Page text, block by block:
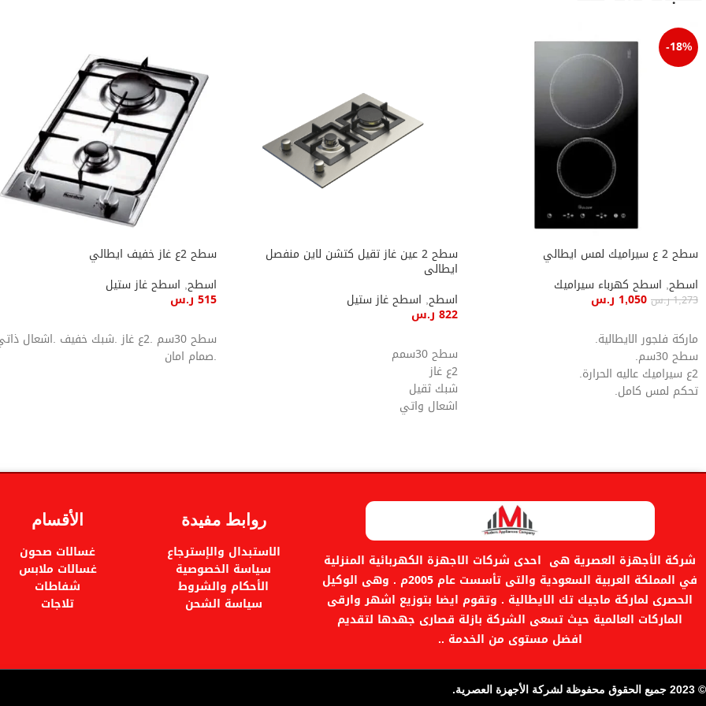
-18%
سطح 2 ع سيراميك لمس ايطالي
اسطح, اسطح كهرباء سيراميك
1,273ر.س 1,050 ر.س
ماركة فلجور الايطالية.
سطح 30سم.
2ع سيراميك عاليه الحرارة.
تحكم لمس كامل.
سطح 2 عين غاز تقيل كتشن لاين منفصل
ايطالى
اسطح, اسطح غاز ستيل
822 ر.س
سطح 30سمم
2ع غاز
شبك ثقيل
اشعال واتي
صناعة ايطالى
سطح 2ع غاز خفيف ايطالي
اسطح, اسطح غاز ستيل
515 ر.س
سطح 30سم .2ع غاز .شبك خفيف .اشعال
.صمام امان
شركة الأجهزة العصرية هى احدى شركات الاجهزة الكهربائية المنزلية
في المملكة العربية السعودية والتى تأسست عام 2005م . وهى الوكيل
الحصرى لماركة ماجيك تك الايطالية . وتقوم ايضا بتوزيع اشهر وارقى
الماركات العالمية حيث تسعى الشركة بازلة قصارى جهدها لتقديم
افضل مستوى من الخدمة ..
روابط مفيدة
الاستبدال والإسترجاع
سياسة الخصوصية
الأحكام والشروط
سياسة الشحن
الأقسام
غسالات صحون
غسالات ملابس
شفاطات
تلاجات
© 2023 جميع الحقوق محفوظة لشركة الأجهزة العصرية.